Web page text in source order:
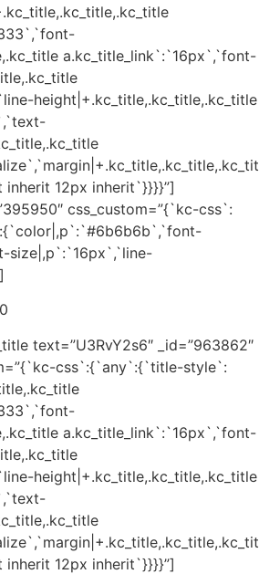
a.kc_title_link`:`16px`,`font-
height|+.kc_title,.kc_title,.kc_title
12px inherit`}}}}”]
css_custom=”{`kc-css`:
size|,p`:`16px`,`line-
text=”U3RvY2s6″ _id=”963862″
css`:{`any`:{`title-style`:
a.kc_title_link`:`16px`,`font-
height|+.kc_title,.kc_title,.kc_title
12px inherit`}}}}”]